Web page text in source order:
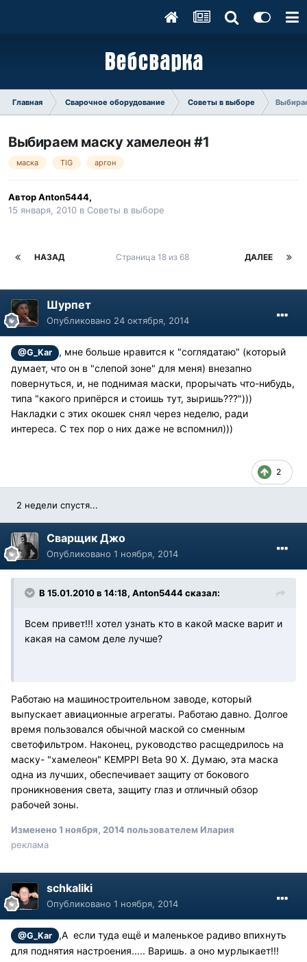
Главная Сварочное оборудование Советы в выборе
Выбираем маску хамелеон #1
маска TIG аргон
АвторAnton5444,
15 января, 2010 в Советы в выборе
НАЗАД ДАЛЕЕ
Страница 18 из 68
Шурпет
Опубликовано 24 октября, 2014
@G_Kar
, мне больше нравится к "соглядатаю" (который
думает, что он в "слепой зоне" для меня) внезапно
повернуться, и, не поднимая маски, прорычать что-нибудь,
типа "какого припёрся и стоишь тут, зыришь???")))
Накладки с этих окошек снял через неделю, ради
интереса. С тех пор о них даже не вспомнил)))
2
2 недели спустя...
Cварщик Джо
Опубликовано 1 ноября, 2014
В 15.01.2010 в 14:18, Anton5444 сказал:
Всем привет!!! хотел узнать кто в какой маске варит и
какая на самом деле лучше?
Работаю на машиностроительном заводе, который
выпускает авиационные агрегаты. Работаю давно. Долгое
время пользовался обычной маской со сменным
светофильтром. Наконец, руководство расщедрилось на
маску- "хамелеон" KEMPPI Beta 90 X. Думаю, эта маска
одна из лучших, обеспечивает защиту от бокового
проникновения света, защиту глаз и отличный обзор
рабочей зоны.
Изменено1 ноября, 2014пользователем Илария
реклама
schkaliki
Опубликовано 1 ноября, 2014
@G_Kar
,А если туда ещё и маленькое радиво впихнуть
для поднятия настроения..... Варишь. а оно мурлыкает!!!